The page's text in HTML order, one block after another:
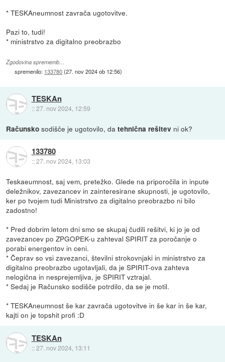
* TESKAneumnost zavrača ugotovitve.
Pazi to, tudi!
* ministrstvo za digitalno preobrazbo
Zgodovina sprememb…
spremenilo: 133780(27. nov 2024 ob 12:56)
TESKAn
::27. nov 2024, 12:59
Računsko sodišče je ugotovilo, datehnična rešitev ni ok?
133780
::27. nov 2024, 13:03
Teskaeumnost, saj vem, pretežko. Glede na priporočila in inpute
deležnikov, zavezancev in zainteresirane skupnosti, je ugotovilo,
ker po tvojem tudi Ministrstvo za digitalno preobrazbo ni bilo
zadostno!
* Pred dobrim letom dni smo se skupaj čudili rešitvi, ki jo je od
zavezancev po ZPGOPEK-u zahteval SPIRIT za poročanje o
porabi energentov in ceni.
* Čeprav so vsi zavezanci, številni strokovnjaki in ministrstvo za
digitalno preobrazbo ugotavljali, da je SPIRIT-ova zahteva
nelogična in nesprejemljiva, je SPIRIT vztrajal.
* Sedaj je Računsko sodišče potrdilo, da se je motil.
* TESKAneumnost še kar zavrača ugotovitve in še kar in še kar,
kajti on je topshit profi :D
TESKAn
::27. nov 2024, 13:11